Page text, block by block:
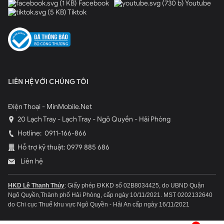
Facebook
Youtube
Tiktok
LIÊN HỆ VỚI CHÚNG TÔI
Điện Thoại - MinMobile.Net
20 Lạch Tray - Lạch Tray - Ngô Quyền - Hải Phòng
Hotline: 0911-166-866
Hỗ trợ kỹ thuật: 0979 885 686
Liên hệ
HKD Lê Thanh Thủy: Giấy phép ĐKKD số 02B8034425, do UBND Quận
Ngô Quyền,Thành phố Hải Phòng, cấp ngày 10/11/2021. MST 0202132640
do Chi cục Thuế khu vực Ngô Quyền - Hải An cấp ngày 16/11/2021